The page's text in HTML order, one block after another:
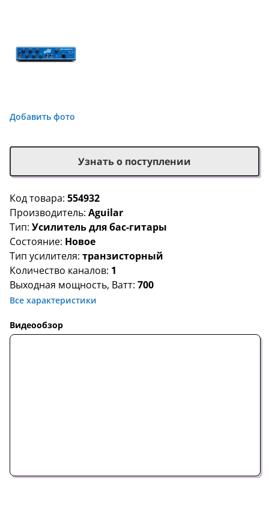
Добавить фото
Код товара: 554932
Производитель: Aguilar
Тип: Усилитель для бас-гитары
Состояние: Новое
Тип усилителя: транзисторный
Количество каналов: 1
Выходная мощность, Ватт: 700
Все характеристики
Видеообзор
Узнать о поступлении